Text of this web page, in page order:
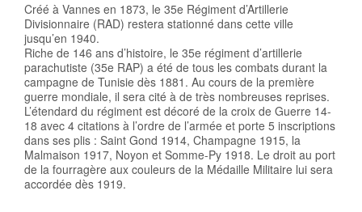
Créé à Vannes en 1873, le 35e Régiment d’Artillerie
Divisionnaire (RAD) restera stationné dans cette ville
jusqu’en 1940.
Riche de 146 ans d’histoire, le 35e régiment d’artillerie
parachutiste (35e RAP) a été de tous les combats durant la
campagne de Tunisie dès 1881. Au cours de la première
guerre mondiale, il sera cité à de très nombreuses reprises.
L’étendard du régiment est décoré de la croix de Guerre 14-
18 avec 4 citations à l’ordre de l’armée et porte 5 inscriptions
dans ses plis : Saint Gond 1914, Champagne 1915, la
Malmaison 1917, Noyon et Somme-Py 1918. Le droit au port
de la fourragère aux couleurs de la Médaille Militaire lui sera
accordée dès 1919.